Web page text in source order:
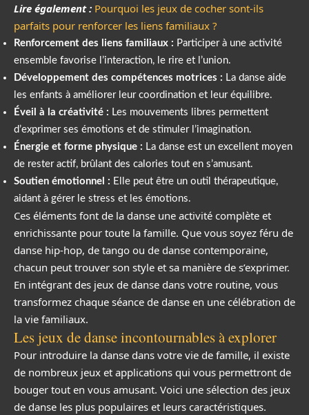
Lire également : Pourquoi les jeux de cocher sont-ils
parfaits pour renforcer les liens familiaux ?
Renforcement des liens familiaux : Participer à une activité
ensemble favorise l’interaction, le rire et l’union.
Développement des compétences motrices : La danse aide
les enfants à améliorer leur coordination et leur équilibre.
Éveil à la créativité : Les mouvements libres permettent
d’exprimer ses émotions et de stimuler l’imagination.
Énergie et forme physique : La danse est un excellent moyen
de rester actif, brûlant des calories tout en s’amusant.
Soutien émotionnel : Elle peut être un outil thérapeutique,
aidant à gérer le stress et les émotions.
Ces éléments font de la danse une activité complète et
enrichissante pour toute la famille. Que vous soyez féru de
danse hip-hop, de tango ou de danse contemporaine,
chacun peut trouver son style et sa manière de s’exprimer.
En intégrant des jeux de danse dans votre routine, vous
transformez chaque séance de danse en une célébration de
la vie familiaux.
Les jeux de danse incontournables à explorer
Pour introduire la danse dans votre vie de famille, il existe
de nombreux jeux et applications qui vous permettront de
bouger tout en vous amusant. Voici une sélection des jeux
de danse les plus populaires et leurs caractéristiques.